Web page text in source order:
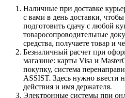
Наличные при доставке
с вами в день доставки,
подготовить сдачу с любой
товаросопроводительные
средства, получаете товар и
Безналичный расчет при
магазине: карты Visa и
покупку, система
ASSIST. Здесь нужно ввести
действия и имя держателя.
Электронные системы при